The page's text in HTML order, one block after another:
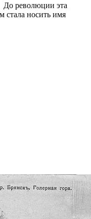
революции эта
стала носить имя